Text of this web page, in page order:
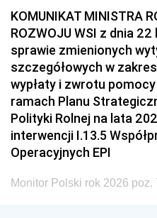
KOMUNIKAT MINISTRA
ROZWOJU WSI z dnia
sprawie zmienionych
szczegółowych w
wypłaty i zwrotu
ramach Planu
Polityki Rolnej na lata
interwencji I.13.5
Operacyjnych EPI
Monitor Polski rok 2026 poz.